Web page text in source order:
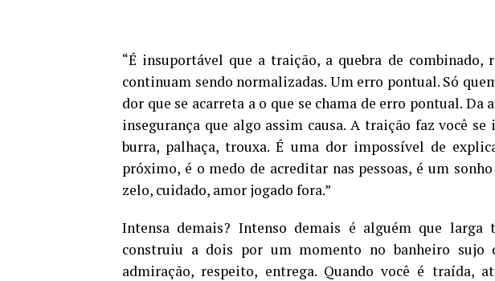
“É insuportável que a traição, a quebra de combinado,
continuam sendo normalizadas. Um erro pontual. Só
dor que se acarreta a o que se chama de erro pontual.
insegurança que algo assim causa. A traição faz você
burra, palhaça, trouxa. É uma dor impossível de
próximo, é o medo de acreditar nas pessoas, é um
zelo, cuidado, amor jogado fora.”
Intensa demais? Intenso demais é alguém que larga
construiu a dois por um momento no banheiro sujo
admiração, respeito, entrega. Quando você é traída,